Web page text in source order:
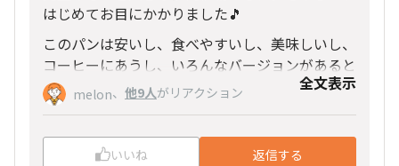
はじめてお目にかかりました🎵
このパンは安いし、食べやすいし、美味しいし、
コーヒーにあうし、いろんなバージョンがあると
いいな。
melon、 他9人がリアクション 全文表示
いいね 返信する